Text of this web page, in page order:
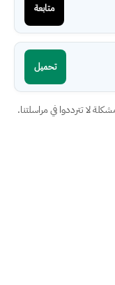
متابعة
تحميل
لا تترددوا في مراسلتنا.